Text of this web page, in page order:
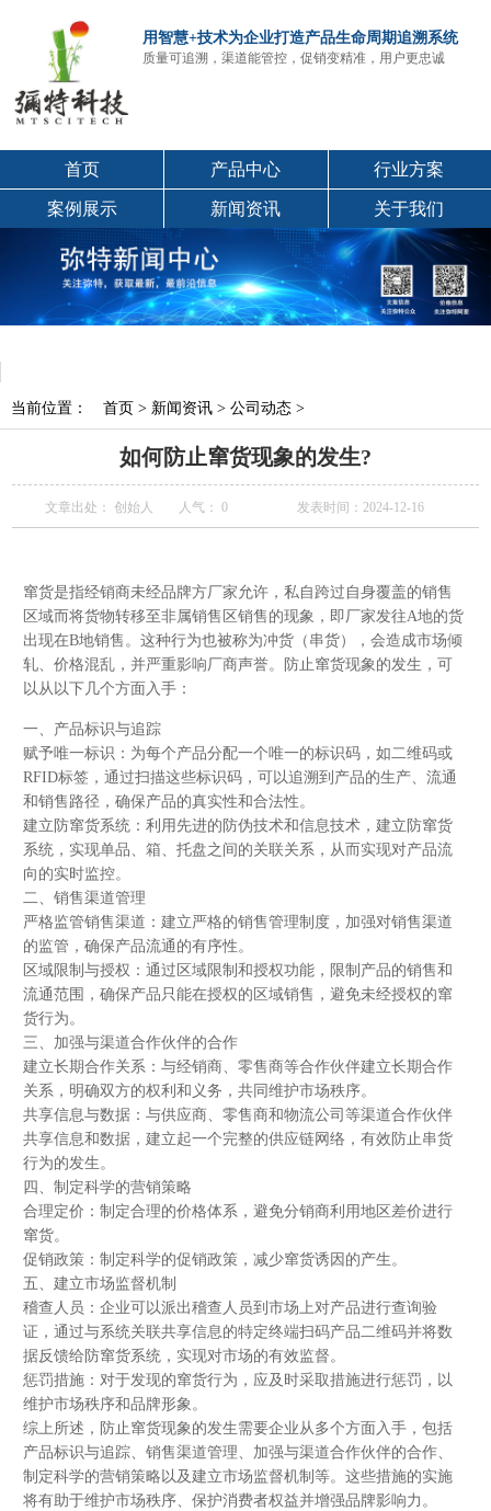
用智慧+技术为企业打造产品生命周期追溯系统
质量可追溯，渠道能管控，促销变精准，用户更忠诚
首页 产品中心 行业方案
案例展示 新闻资讯 关于我们
当前位置： 首页 > 新闻资讯 > 公司动态 >
如何防止窜货现象的发生?
文章出处： 创始人 人气： 0 发表时间：2024-12-16
窜货是指经销商未经品牌方厂家允许，私自跨过自身覆盖的销售
区域而将货物转移至非属销售区销售的现象，即厂家发往A地的货
出现在B地销售。这种行为也被称为冲货（串货），会造成市场倾
轧、价格混乱，并严重影响厂商声誉。防止窜货现象的发生，可
以从以下几个方面入手：
一、产品标识与追踪
赋予唯一标识：为每个产品分配一个唯一的标识码，如二维码或
RFID标签，通过扫描这些标识码，可以追溯到产品的生产、流通
和销售路径，确保产品的真实性和合法性。
建立防窜货系统：利用先进的防伪技术和信息技术，建立防窜货
系统，实现单品、箱、托盘之间的关联关系，从而实现对产品流
向的实时监控。
二、销售渠道管理
严格监管销售渠道：建立严格的销售管理制度，加强对销售渠道
的监管，确保产品流通的有序性。
区域限制与授权：通过区域限制和授权功能，限制产品的销售和
流通范围，确保产品只能在授权的区域销售，避免未经授权的窜
货行为。
三、加强与渠道合作伙伴的合作
建立长期合作关系：与经销商、零售商等合作伙伴建立长期合作
关系，明确双方的权利和义务，共同维护市场秩序。
共享信息与数据：与供应商、零售商和物流公司等渠道合作伙伴
共享信息和数据，建立起一个完整的供应链网络，有效防止串货
行为的发生。
四、制定科学的营销策略
合理定价：制定合理的价格体系，避免分销商利用地区差价进行
窜货。
促销政策：制定科学的促销政策，减少窜货诱因的产生。
五、建立市场监督机制
稽查人员：企业可以派出稽查人员到市场上对产品进行查询验
证，通过与系统关联共享信息的特定终端扫码产品二维码并将数
据反馈给防窜货系统，实现对市场的有效监督。
惩罚措施：对于发现的窜货行为，应及时采取措施进行惩罚，以
维护市场秩序和品牌形象。
综上所述，防止窜货现象的发生需要企业从多个方面入手，包括
产品标识与追踪、销售渠道管理、加强与渠道合作伙伴的合作、
制定科学的营销策略以及建立市场监督机制等。这些措施的实施
将有助于维护市场秩序、保护消费者权益并增强品牌影响力。